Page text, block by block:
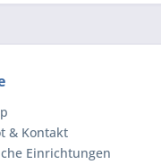
& Kontakt
Einrichtungen